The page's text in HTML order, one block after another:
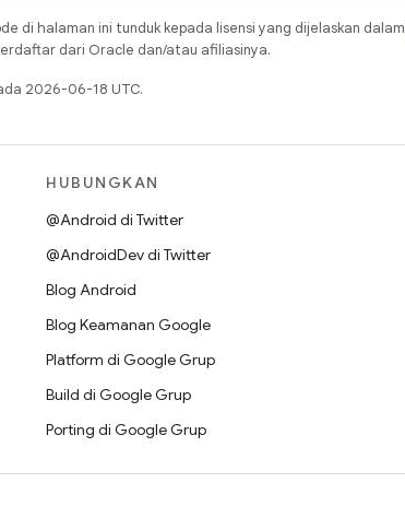
di halaman ini tunduk kepada lisensi yang dijelaskan dalam
dari Oracle dan/atau afiliasinya.
2026-06-18 UTC.
HUBUNGKAN
@Android di Twitter
@AndroidDev di Twitter
Blog Android
Blog Keamanan Google
Platform di Google Grup
Build di Google Grup
Porting di Google Grup